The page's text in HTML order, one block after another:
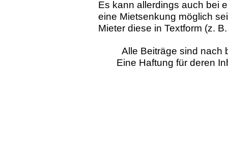
Es kann allerdings auch bei
eine Mietsenkung möglich
Mieter diese in Textform (z.
Alle Beiträge sind nach
Eine Haftung für deren